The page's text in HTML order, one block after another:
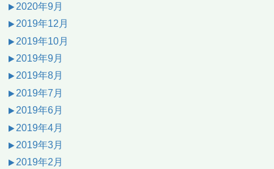
2020年9月
2019年12月
2019年10月
2019年9月
2019年8月
2019年7月
2019年6月
2019年4月
2019年3月
2019年2月